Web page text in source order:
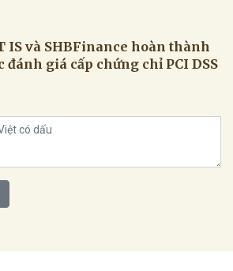
IS và SHBFinance hoàn thành
đánh giá cấp chứng chỉ PCI DSS